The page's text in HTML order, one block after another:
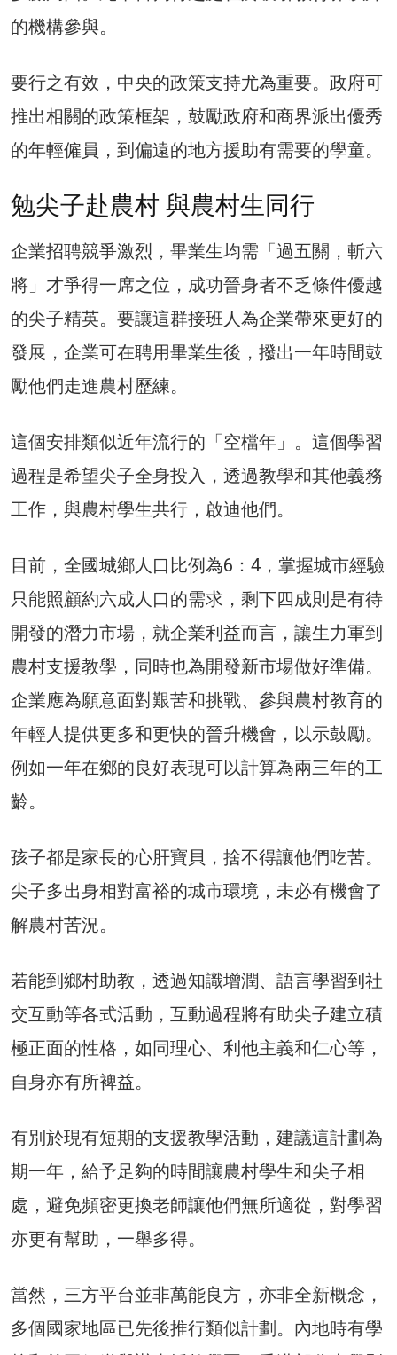
的機構參與。
要行之有效，中央的政策支持尤為重要。政府可
推出相關的政策框架，鼓勵政府和商界派出優秀
的年輕僱員，到偏遠的地方援助有需要的學童。
勉尖子赴農村 與農村生同行
企業招聘競爭激烈，畢業生均需「過五關，斬六
將」才爭得一席之位，成功晉身者不乏條件優越
的尖子精英。要讓這群接班人為企業帶來更好的
發展，企業可在聘用畢業生後，撥出一年時間鼓
勵他們走進農村歷練。
這個安排類似近年流行的「空檔年」。這個學習
過程是希望尖子全身投入，透過教學和其他義務
工作，與農村學生共行，啟迪他們。
目前，全國城鄉人口比例為6：4，掌握城市經驗
只能照顧約六成人口的需求，剩下四成則是有待
開發的潛力市場，就企業利益而言，讓生力軍到
農村支援教學，同時也為開發新市場做好準備。
企業應為願意面對艱苦和挑戰、參與農村教育的
年輕人提供更多和更快的晉升機會，以示鼓勵。
例如一年在鄉的良好表現可以計算為兩三年的工
齡。
孩子都是家長的心肝寶貝，捨不得讓他們吃苦。
尖子多出身相對富裕的城市環境，未必有機會了
解農村苦況。
若能到鄉村助教，透過知識增潤、語言學習到社
交互動等各式活動，互動過程將有助尖子建立積
極正面的性格，如同理心、利他主義和仁心等，
自身亦有所裨益。
有別於現有短期的支援教學活動，建議這計劃為
期一年，給予足夠的時間讓農村學生和尖子相
處，避免頻密更換老師讓他們無所適從，對學習
亦更有幫助，一舉多得。
當然，三方平台並非萬能良方，亦非全新概念，
多個國家地區已先後推行類似計劃。內地時有學